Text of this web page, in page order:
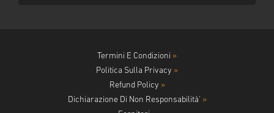
Termini E Condizioni »
Politica Sulla Privacy »
Refund Policy »
Dichiarazione Di Non Responsabilità' »